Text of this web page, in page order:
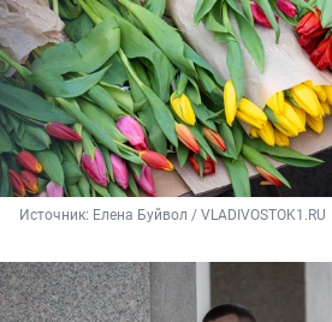
Источник: Елена Буйвол / VLADIVOSTOK1.RU